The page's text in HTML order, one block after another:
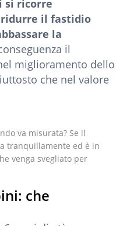
si ricorre
il fastidio
la
il
miglioramento dello
che nel valore
va misurata? Se il
tranquillamente ed è in
venga svegliato per
che